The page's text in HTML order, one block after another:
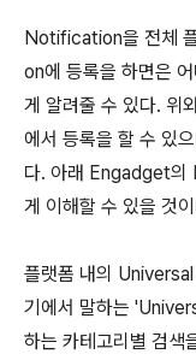
Notification을 전체
on에 등록을 하면은
게 알려줄 수 있다. 위
에서 등록을 할 수 있
다. 아래 Engadget의
게 이해할 수 있을 것
플랫폼 내의
기에서 말하는
하는 카테고리별 검색